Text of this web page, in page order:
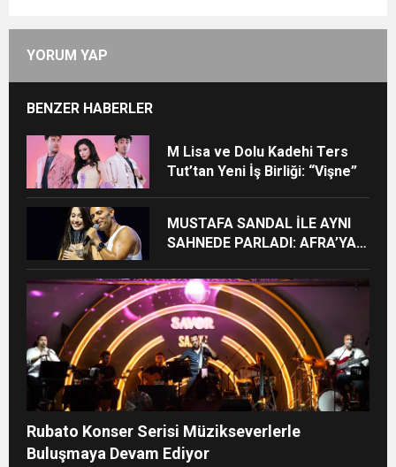
YORUM YAP
BENZER HABERLER
M Lisa ve Dolu Kadehi Ters
Tut’tan Yeni İş Birliği: “Vişne”
MUSTAFA SANDAL İLE AYNI
SAHNEDE PARLADI: AFRA’YA
Rubato Konser Serisi Müzikseverlerle
Buluşmaya Devam Ediyor